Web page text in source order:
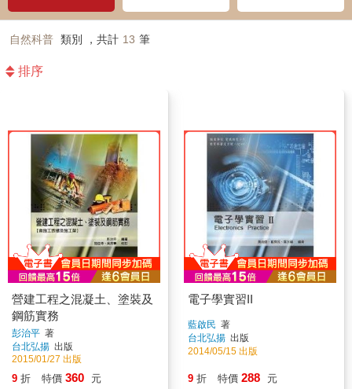
自然科普 類別 ，共計 13 筆
排序
營建工程之混凝土、塗裝及
鋼筋實務
彭治平 著
台北弘揚 出版
2015/01/27 出版
9 折 特價 360 元
電子學實習II
藍啟民 著
台北弘揚 出版
2014/05/15 出版
9 折 特價 288 元